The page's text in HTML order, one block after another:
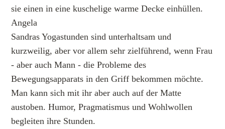
sie einen in eine kuschelige warme Decke einhüllen.
Angela
Sandras Yogastunden sind unterhaltsam und
kurzweilig, aber vor allem sehr zielführend, wenn Frau
- aber auch Mann - die Probleme des
Bewegungsapparats in den Griff bekommen möchte.
Man kann sich mit ihr aber auch auf der Matte
austoben. Humor, Pragmatismus und Wohlwollen
begleiten ihre Stunden.